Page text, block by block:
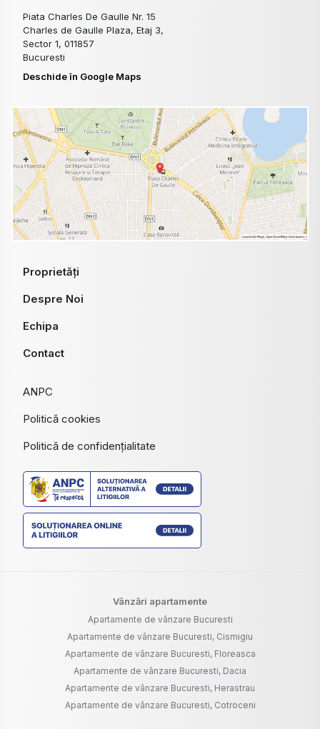
Piata Charles De Gaulle Nr. 15
Charles de Gaulle Plaza, Etaj 3,
Sector 1, 011857
Bucuresti
Deschide în Google Maps
Proprietăți
Despre Noi
Echipa
Contact
ANPC
Politică cookies
Politică de confidențialitate
Vânzări apartamente
Apartamente de vânzare Bucuresti
Apartamente de vânzare Bucuresti, Cismigiu
Apartamente de vânzare Bucuresti, Floreasca
Apartamente de vânzare Bucuresti, Dacia
Apartamente de vânzare Bucuresti, Herastrau
Apartamente de vânzare Bucuresti, Cotroceni